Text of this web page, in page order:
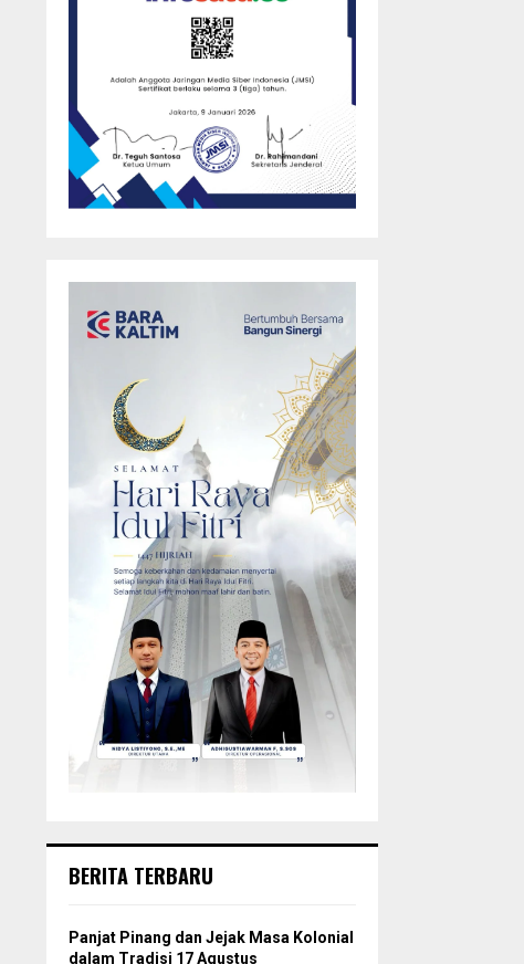
BERITA TERBARU
Panjat Pinang dan Jejak Masa Kolonial
dalam Tradisi 17 Agustus